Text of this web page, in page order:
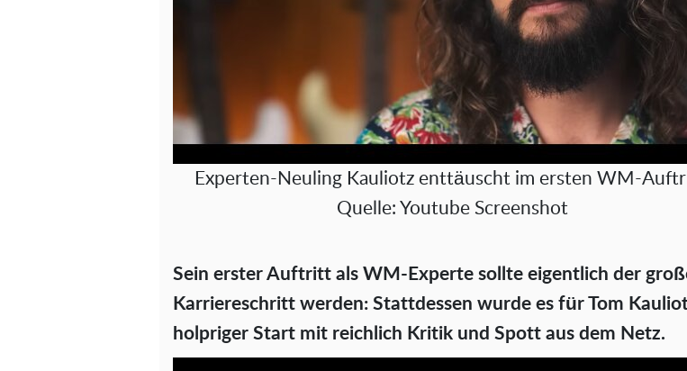
Experten-Neuling Kauliotz enttäuscht im ersten WM-
Quelle: Youtube Screenshot
Sein erster Auftritt als WM-Experte sollte eigentlich der
Karriereschritt werden: Stattdessen wurde es für Tom
holpriger Start mit reichlich Kritik und Spott aus dem Netz.